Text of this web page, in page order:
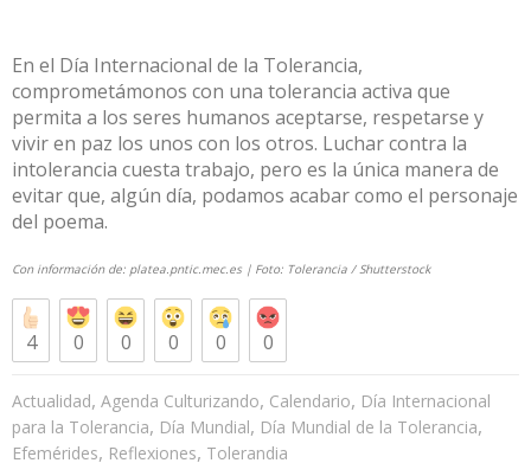
En el Día Internacional de la Tolerancia,
comprometámonos con una tolerancia activa que
permita a los seres humanos aceptarse, respetarse y
vivir en paz los unos con los otros. Luchar contra la
intolerancia cuesta trabajo, pero es la única manera de
evitar que, algún día, podamos acabar como el personaje
del poema.
Con información de: platea.pntic.mec.es | Foto: Tolerancia /Shutterstock
4 0 0 0 0 0
Actualidad, Agenda Culturizando, Calendario, Día Internacional
para la Tolerancia, Día Mundial, Día Mundial de la Tolerancia,
Efemérides, Reflexiones, Tolerandia